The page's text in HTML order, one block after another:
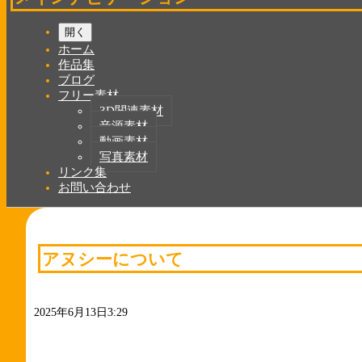
開く
ホーム
作品集
ブログ
フリー素材
3D関連素材
音源素材
動画素材
写真素材
リンク集
お問い合わせ
アヌシーについて
2025年6月13日3:29